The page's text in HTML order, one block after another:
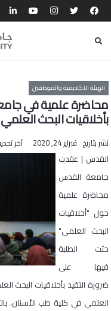
الهيئة الاكاديمية والموظفين
محاضرة علمية في
بأخلاقيات البحث العلمي
نشر بتاريخ فبراير 24, 2020 آخر
القدس | عقدت
جامعة القدس
محاضرة علمية
حول "أخلاقيات
البحث العلمي"
حثت الطلبة
فيها على
ضرورة التقيد بأخلاقيات البحث
العلمي في كلية طب الأسنان،